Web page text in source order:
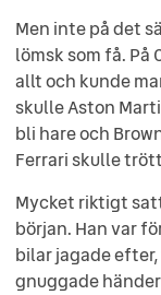
Men inte på det
lömsk som få.
allt och kunde
skulle Aston
bli hare och
Ferrari skulle
Mycket riktigt
början. Han var
bilar jagade
gnuggade